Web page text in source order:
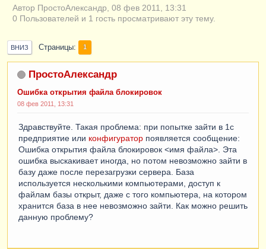
Автор ПростоАлександр, 08 фев 2011, 13:31
0 Пользователей и 1 гость просматривают эту тему.
ВНИЗ Страницы 1
ПростоАлександр
Ошибка открытия файла блокировок
08 фев 2011, 13:31
Здравствуйте. Такая проблема: при попытке зайти в 1с
предприятие или конфигуратор появляется сообщение:
Ошибка открытия файла блокировок <имя файла>. Эта
ошибка выскакивает иногда, но потом невозможно зайти в
базу даже после перезагрузки сервера. База
используется несколькими компьютерами, доступ к
файлам базы открыт, даже с того компьютера, на котором
хранится база в нее невозможно зайти. Как можно решить
данную проблему?